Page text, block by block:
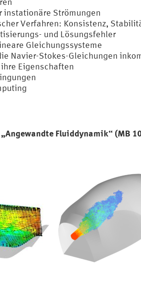
Strömungen
Verfahren: Konsistenz,
und Lösungsfehler
Gleichungssysteme
Navier-Stokes-Gleichungen
Eigenschaften
„Angewandte Fluiddynamik“ (MB